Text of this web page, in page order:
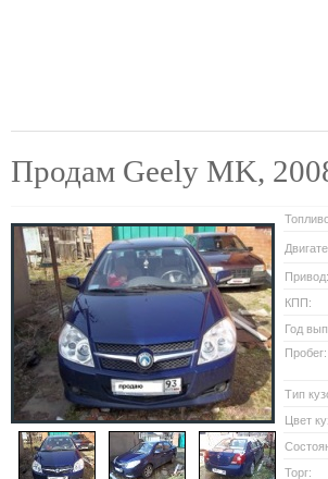
Продам Geely MK,
Привод:
КПП:
Год
Пробег:
Тип
Цвет
Торг: